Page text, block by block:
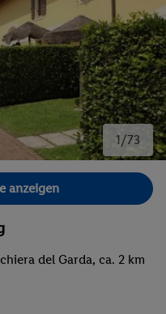
1/73
anzeigen
del Garda, ca. 2 km